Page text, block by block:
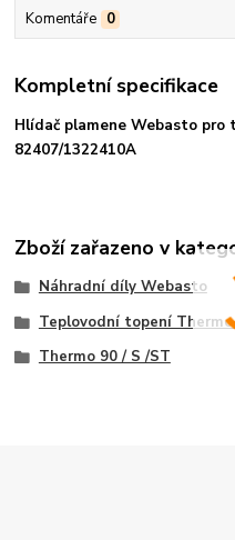
Komentáře 0
Kompletní specifikace
Hlídač plamene Webasto pro
82407/1322410A
Zboží zařazeno v
Náhradní díly Webasto
Teplovodní topení
Thermo 90 / S /ST